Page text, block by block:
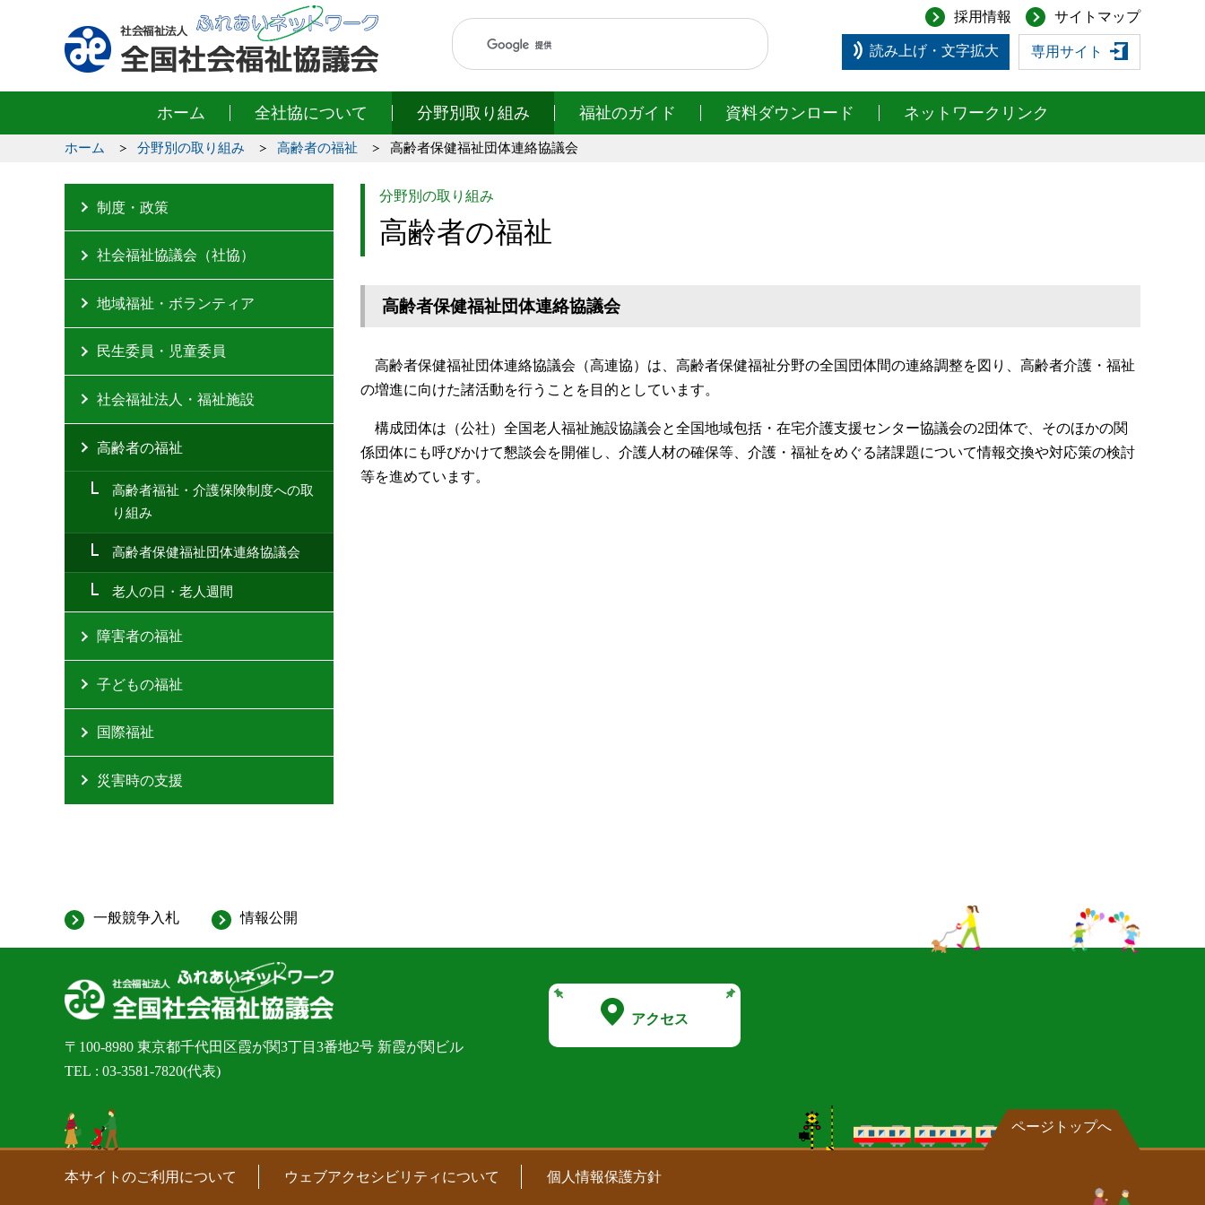
採用情報 サイトマップ
読み上げ・文字拡大 専用サイト
ホーム 全社協について 分野別取り組み 福祉のガイド 資料ダウンロード ネットワークリンク
ホーム 分野別の取り組み 高齢者の福祉 高齢者保健福祉団体連絡協議会
分野別の取り組み
高齢者の福祉
高齢者保健福祉団体連絡協議会
高齢者保健福祉団体連絡協議会（高連協）は、高齢者保健福祉分野の全国団体間の連絡調整を図り、高齢者介護・福祉
の増進に向けた諸活動を行うことを目的としています。
構成団体は（公社）全国老人福祉施設協議会と全国地域包括・在宅介護支援センター協議会の2団体で、そのほかの関
係団体にも呼びかけて懇談会を開催し、介護人材の確保等、介護・福祉をめぐる諸課題について情報交換や対応策の検討
等を進めています。
制度・政策
社会福祉協議会（社協）
地域福祉・ボランティア
民生委員・児童委員
社会福祉法人・福祉施設
高齢者の福祉
高齢者福祉・介護保険制度への取
り組み
高齢者保健福祉団体連絡協議会
老人の日・老人週間
障害者の福祉
子どもの福祉
国際福祉
災害時の支援
一般競争入札 情報公開
〒100-8980 東京都千代田区霞が関3丁目3番地2号 新霞が関ビル
TEL
03-3581-7820(代表)
アクセス
本サイトのご利用について ウェブアクセシビリティについて 個人情報保護方針
ページトップへ